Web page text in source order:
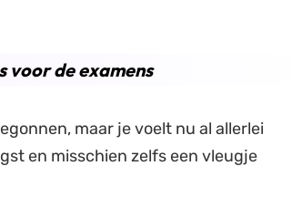
voor de examens
maar je voelt nu al allerlei
en misschien zelfs een vleugje